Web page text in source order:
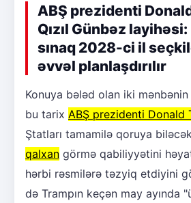
ABŞ prezidenti
Qızıl Günbəz
sınaq 2028-ci il
əvvəl planlaşdırılır
Konuya bələd olan iki
bu tarix ABŞ prezidenti Donald
Ştatları tamamilə qoruya
qalxan görmə qabiliyyətini
hərbi rəsmilərə təzyiq etdiyini
də Trampın keçən may ayında